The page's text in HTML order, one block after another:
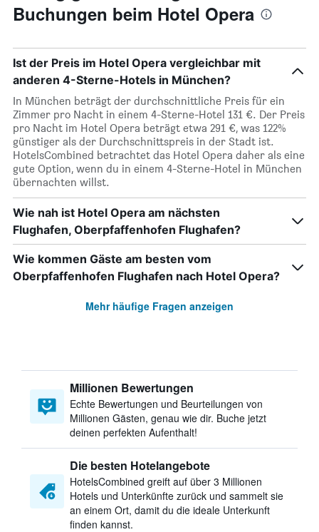
Buchungen beim Hotel Opera
Ist der Preis im Hotel Opera vergleichbar mit
anderen 4-Sterne-Hotels in München?
In München beträgt der durchschnittliche Preis für ein
Zimmer pro Nacht in einem 4-Sterne-Hotel 131 €. Der Preis
pro Nacht im Hotel Opera beträgt etwa 291 €, was 122%
günstiger als der Durchschnittspreis in der Stadt ist.
HotelsCombined betrachtet das Hotel Opera daher als eine
gute Option, wenn du in einem 4-Sterne-Hotel in München
übernachten willst.
Wie nah ist Hotel Opera am nächsten
Flughafen, Oberpfaffenhofen Flughafen?
Wie kommen Gäste am besten vom
Oberpfaffenhofen Flughafen nach Hotel Opera?
Mehr häufige Fragen anzeigen
Millionen Bewertungen
Echte Bewertungen und Beurteilungen von
Millionen Gästen, genau wie dir. Buche jetzt
deinen perfekten Aufenthalt!
Die besten Hotelangebote
HotelsCombined greift auf über 3 Millionen
Hotels und Unterkünfte zurück und sammelt sie
an einem Ort, damit du die ideale Unterkunft
finden kannst.